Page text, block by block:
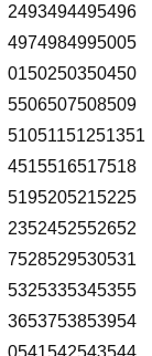
2493494495496
4974984995005
0150250350450
5506507508509
51051151251351
4515516517518
5195205215225
2352452552652
7528529530531
5325335345355
3653753853954
0541542543544